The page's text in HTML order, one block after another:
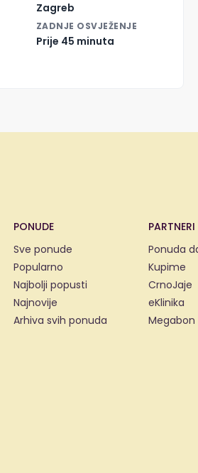
Zagreb
ZADNJE OSVJEŽENJE
Prije 45 minuta
PONUDE
Sve ponude
Popularno
Najbolji popusti
Najnovije
Arhiva svih ponuda
PARTNERI
Ponuda
Kupime
CrnoJaje
eKlinika
Megabon